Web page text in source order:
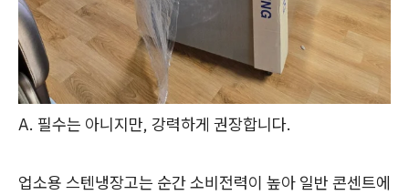
A. 필수는 아니지만, 강력하게 권장합니다.
업소용 스텐냉장고는 순간 소비전력이 높아 일반 콘센트에